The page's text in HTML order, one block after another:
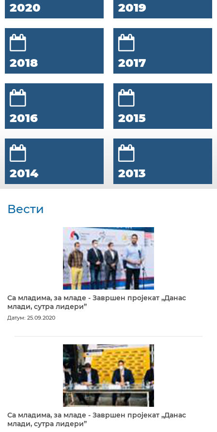
2020 2019
2018 2017
2016 2015
2014 2013
Вести
Са младима, за младе - Завршен пројекат „Данас
млади, сутра лидери”
Датум: 25.09.2020
Са младима, за младе - Завршен пројекат „Данас
млади, сутра лидери”